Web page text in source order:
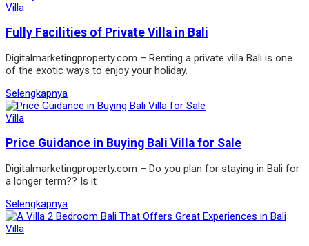
Villa
Fully Facilities of Private Villa in Bali
Digitalmarketingproperty.com – Renting a private villa Bali is one
of the exotic ways to enjoy your holiday.
Selengkapnya
Villa
Price Guidance in Buying Bali Villa for Sale
Digitalmarketingproperty.com – Do you plan for staying in Bali for
a longer term?? Is it
Selengkapnya
Villa